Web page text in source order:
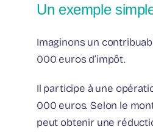
Un exemple
Imaginons un
000 euros d’impôt.
Il participe à une
000 euros. Selon le
peut obtenir une